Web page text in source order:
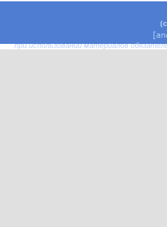
при использовании материалов